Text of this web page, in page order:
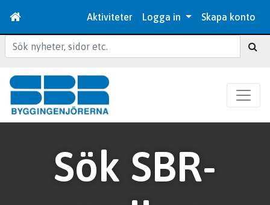
Aktiviteter Logga in Skapa konto
Sök
Sök SBR-